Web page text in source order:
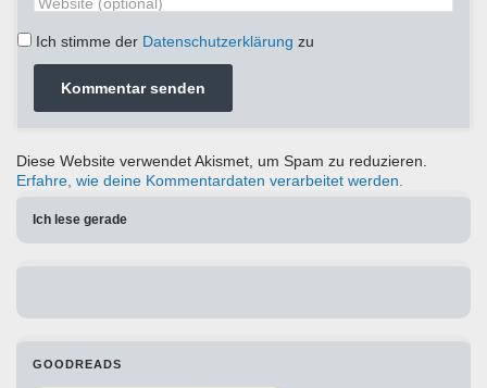
Ich stimme der Datenschutzerklärung zu
Diese Website verwendet Akismet, um Spam zu reduzieren.
Erfahre, wie deine Kommentardaten verarbeitet werden.
Ich lese gerade
GOODREADS